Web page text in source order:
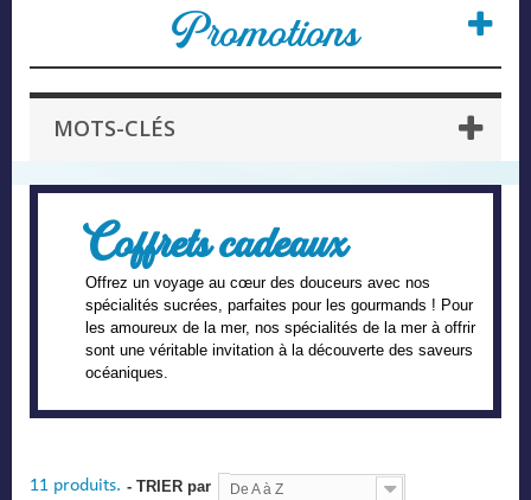
Promotions
MOTS-CLÉS
Coffrets cadeaux
Offrez un voyage au cœur des douceurs avec nos
spécialités sucrées, parfaites pour les gourmands ! Pour
les amoureux de la mer, nos spécialités de la mer à offrir
sont une véritable invitation à la découverte des saveurs
océaniques.
11 produits. - TRIER par De A à Z